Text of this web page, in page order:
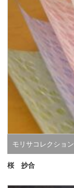
モリサコレクション
桜 抄合